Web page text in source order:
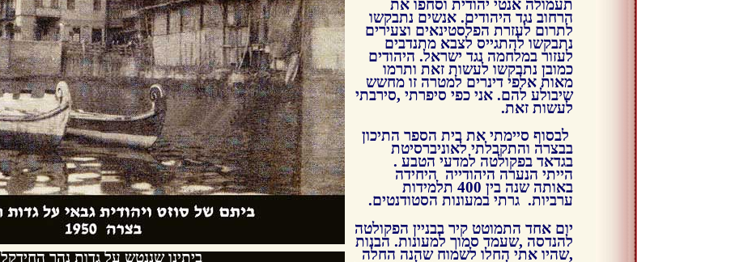
ביתינו שננטש על גדות נהר החידקל
תעמולה אנטי יהודית וסחפו את
הרחוב נגד היהודים. אנשים נתבקשו
לתרום לעזרת הפלסטינאים וצעירים
נתבקשו להתגייס לצבא מתנדבים
לעזור במלחמה נגד ישראל. היהודים
כמובן נתבקשו לעשות זאת ותרמו
מאות אלפי דינרים למטרה זו מחשש
שיבולע להם. אני כפי סיפרתי ,סירבתי
לעשות זאת.
לבסוף סיימתי את בית הספר התיכון
בבצרה והתקבלתי לאוניברסיטת
בגדאד בפקולטה למדעי הטבע .
הייתי הנערה היהודייה היחידה
באותה שנה בין 400 תלמידות
ערביות. גרתי במעונות הסטודנטים.
יום אחד התמוטט קיר בבניין הפקולטה
להנדסה ,שעמד סמוך למעונות. הבנות
,שהיו אתי החלו לשמוח שהנה החלה